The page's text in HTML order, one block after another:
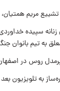
۲۱ ساعت پیش
۱۲۹۰ شمسی
۲۱ ساعت پیش
هسته‌ای در
مریم همتیان،
سپیده
به تیم بانوان
روس در
به تلویزیون بعد از ۳۳